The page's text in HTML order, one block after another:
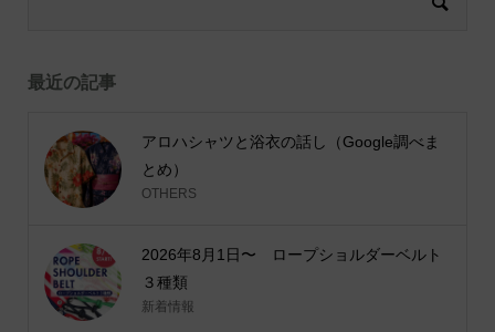
最近の記事
アロハシャツと浴衣の話し（Google調べま
とめ）
OTHERS
2026年8月1日〜 ロープショルダーベルト
３種類
新着情報